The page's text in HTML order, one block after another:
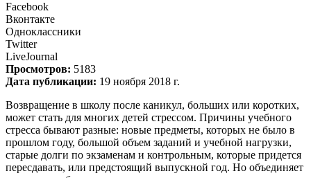
Facebook
Вконтакте
Одноклассники
Twitter
LiveJournal
Просмотров: 5183
Дата публикации: 19 ноября 2018 г.
Возвращение в школу после каникул, больших или коротких,
может стать для многих детей стрессом. Причины учебного
стресса бывают разные: новые предметы, которых не было в
прошлом году, большой объем заданий и учебной нагрузки,
старые долги по экзаменам и контрольным, которые придется
пересдавать, или предстоящий выпускной год. Но объединяет